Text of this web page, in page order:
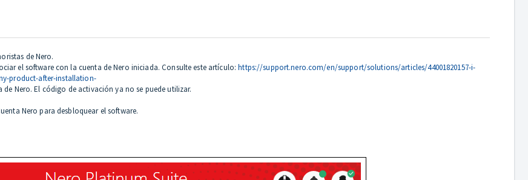
de Nero.
el software con la cuenta de Nero iniciada. Consulte este artículo:https://support.nero.com/en/support/solutions/articles/44001820157-i-
product-after-installation-
Nero. El código de activación ya no se puede utilizar.
Nero para desbloquear el software.